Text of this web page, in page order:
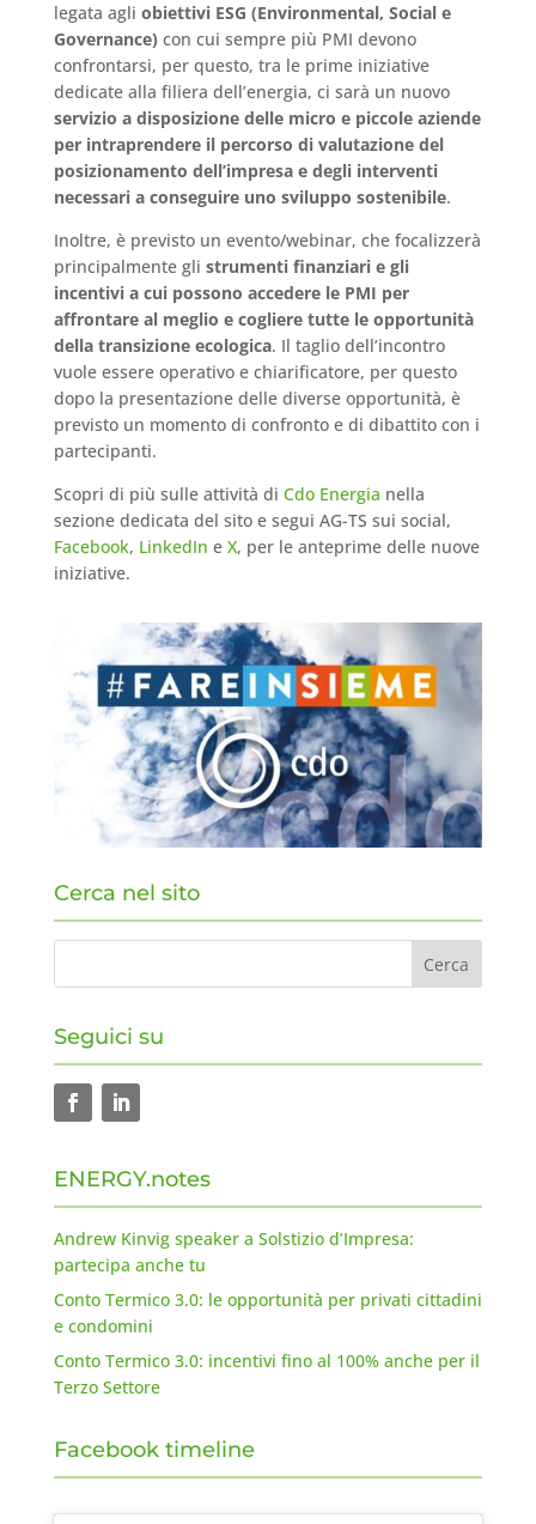
legata agli obiettivi ESG (Environmental, Social e
Governance) con cui sempre più PMI devono
confrontarsi, per questo, tra le prime iniziative
dedicate alla filiera dell’energia, ci sarà un nuovo
servizio a disposizione delle micro e piccole aziende
per intraprendere il percorso di valutazione del
posizionamento dell’impresa e degli interventi
necessari a conseguire uno sviluppo sostenibile.
Inoltre, è previsto un evento/webinar, che focalizzerà
principalmente gli strumenti finanziari e gli
incentivi a cui possono accedere le PMI per
affrontare al meglio e cogliere tutte le opportunità
della transizione ecologica. Il taglio dell’incontro
vuole essere operativo e chiarificatore, per questo
dopo la presentazione delle diverse opportunità, è
previsto un momento di confronto e di dibattito con i
partecipanti.
Scopri di più sulle attività di Cdo Energia nella
sezione dedicata del sito e segui AG-TS sui social,
Facebook, LinkedIn e X, per le anteprime delle nuove
iniziative.
Cerca nel sito
Seguici su
ENERGY.notes
Andrew Kinvig speaker a Solstizio d’Impresa:
partecipa anche tu
Conto Termico 3.0: le opportunità per privati cittadini
e condomini
Conto Termico 3.0: incentivi fino al 100% anche per il
Terzo Settore
Facebook timeline